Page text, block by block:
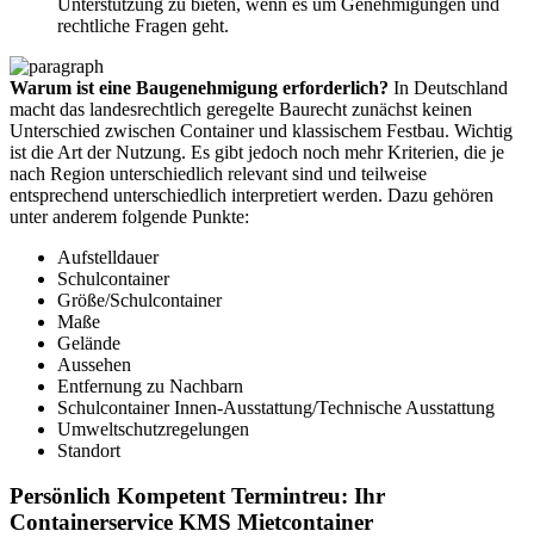
rechtliche Fragen geht.
Warum ist eine Baugenehmigung erforderlich? In Deutschland
macht das landesrechtlich geregelte Baurecht zunächst keinen
Unterschied zwischen Container und klassischem Festbau. Wichtig
ist die Art der Nutzung. Es gibt jedoch noch mehr Kriterien, die je
nach Region unterschiedlich relevant sind und teilweise
entsprechend unterschiedlich interpretiert werden. Dazu gehören
unter anderem folgende Punkte:
Aufstelldauer
Schulcontainer
Größe/Schulcontainer
Maße
Gelände
Aussehen
Entfernung zu Nachbarn
Schulcontainer Innen-Ausstattung/Technische Ausstattung
Umweltschutzregelungen
Standort
Persönlich Kompetent Termintreu: Ihr
Containerservice KMS Mietcontainer